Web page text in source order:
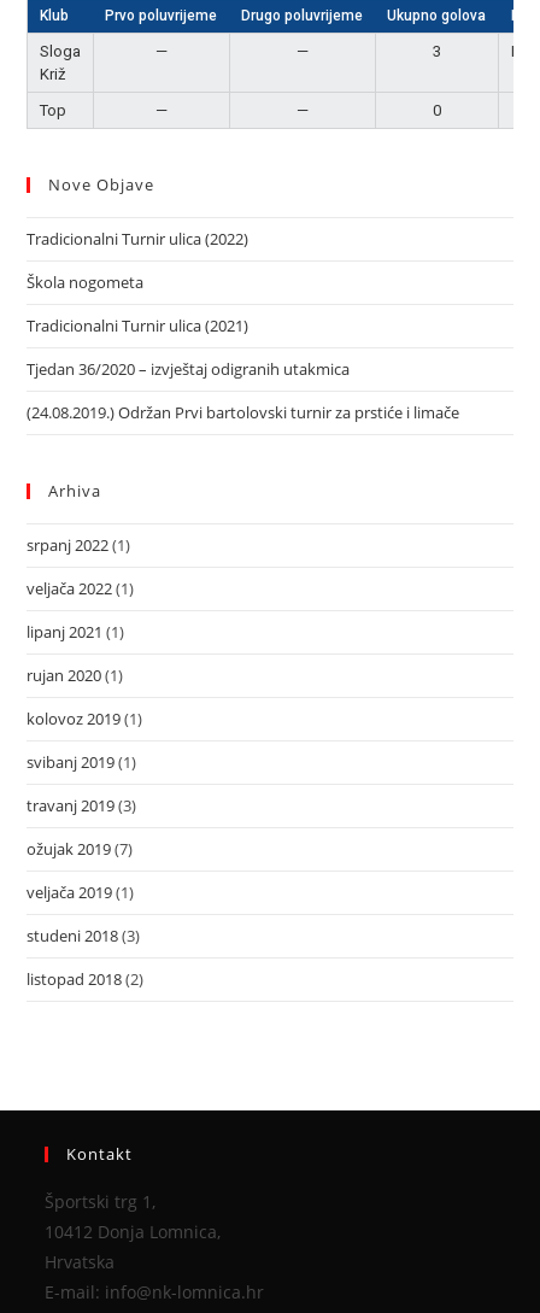
Klub Prvo poluvrijeme Drugo poluvrijeme Ukupno golova
Sloga
Križ
— — 3
Top — — 0
Nove Objave
Tradicionalni Turnir ulica (2022)
Škola nogometa
Tradicionalni Turnir ulica (2021)
Tjedan 36/2020 – izvještaj odigranih utakmica
(24.08.2019.) Održan Prvi bartolovski turnir za prstiće i limače
Arhiva
srpanj 2022(1)
veljača 2022(1)
lipanj 2021 (1)
rujan 2020(1)
kolovoz 2019(1)
svibanj 2019(1)
travanj 2019(3)
ožujak 2019(7)
veljača 2019(1)
studeni 2018(3)
listopad 2018(2)
Kontakt
Športski trg 1,
10412 Donja Lomnica,
Hrvatska
E-mail: info@nk-lomnica.hr